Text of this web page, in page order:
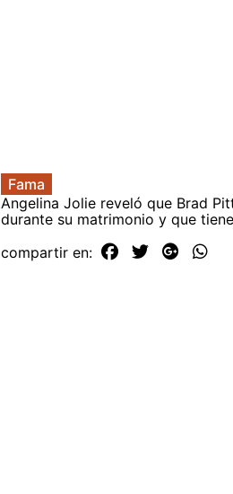
Fama
Angelina Jolie reveló que Brad
durante su matrimonio y que
compartir en: